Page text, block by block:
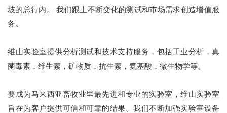
坡的总行内。 我们跟上不断变化的测试和市场需求创造增值服
务。
维山实验室提供分析测试和技术支持服务，包括工业分析，真
菌毒素，维生素，矿物质，抗生素，氨基酸，微生物学等。
要成为马来西亚畜牧业里最先进和专业的实验室，维山实验室
旨在为客户提供可信和可靠的结果。我们不断加强实验室设备